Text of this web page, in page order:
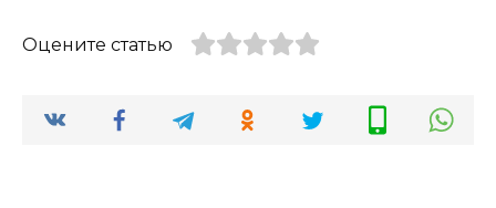
Оцените статью